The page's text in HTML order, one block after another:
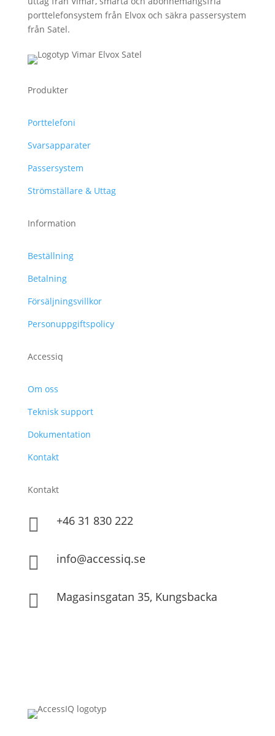
porttelefonsystem från Elvox och säkra passersystem
från Satel.
Produkter
Porttelefoni
Svarsapparater
Passersystem
Strömställare & Uttag
Information
Beställning
Betalning
Försäljningsvillkor
Personuppgiftspolicy
Accessiq
Om oss
Teknisk support
Dokumentation
Kontakt
Kontakt
 +46 31 830 222
 info@accessiq.se
 Magasinsgatan 35, Kungsbacka